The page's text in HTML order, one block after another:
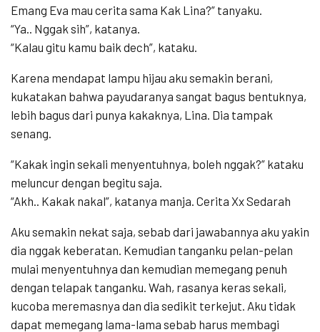
Emang Eva mau cerita sama Kak Lina?” tanyaku.
“Ya.. Nggak sih”, katanya.
“Kalau gitu kamu baik dech”, kataku.
Karena mendapat lampu hijau aku semakin berani,
kukatakan bahwa payudaranya sangat bagus bentuknya,
lebih bagus dari punya kakaknya, Lina. Dia tampak
senang.
“Kakak ingin sekali menyentuhnya, boleh nggak?” kataku
meluncur dengan begitu saja.
“Akh.. Kakak nakal”, katanya manja. Cerita Xx Sedarah
Aku semakin nekat saja, sebab dari jawabannya aku yakin
dia nggak keberatan. Kemudian tanganku pelan-pelan
mulai menyentuhnya dan kemudian memegang penuh
dengan telapak tanganku. Wah, rasanya keras sekali,
kucoba meremasnya dan dia sedikit terkejut. Aku tidak
dapat memegang lama-lama sebab harus membagi